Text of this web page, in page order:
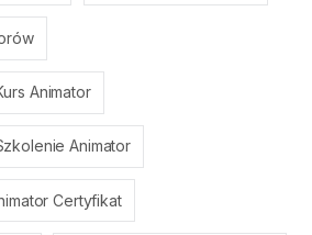
Animator
Animator
Certyfikat